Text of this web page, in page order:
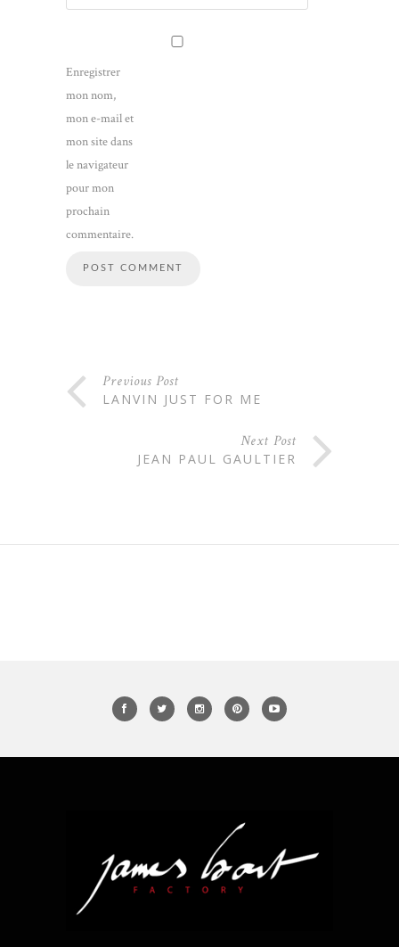
Enregistrer
mon nom,
mon e-mail et
mon site dans
le navigateur
pour mon
prochain
commentaire.
Previous Post
LANVIN JUST FOR ME
Next Post
JEAN PAUL GAULTIER